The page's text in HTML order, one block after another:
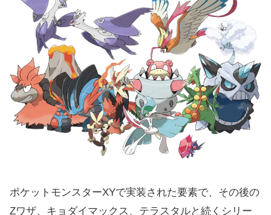
ポケットモンスターXYで実装された要素で、その後の
Zワザ、キョダイマックス、テラスタルと続くシリー